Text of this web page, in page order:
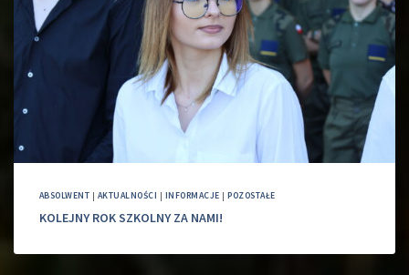
ABSOLWENT | AKTUALNOŚCI | INFORMACJE |POZOSTAŁE
KOLEJNY ROK SZKOLNY ZA NAMI!